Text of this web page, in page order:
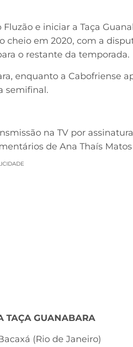
e iniciar a Taça
em 2020, com a
o restante da temporada.
enquanto a Cabofriense
semifinal.
na TV por
de Ana Thaís
TAÇA GUANABARA
(Rio de Janeiro)